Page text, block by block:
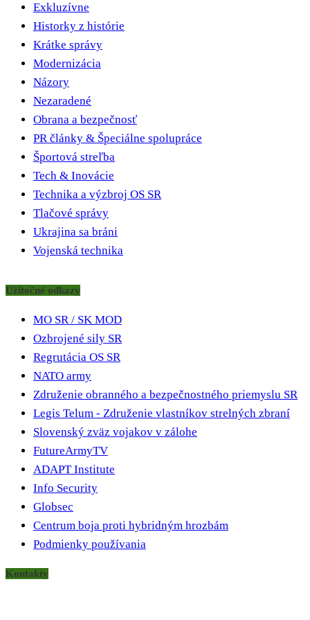
Exkluzívne
Historky z histórie
Krátke správy
Modernizácia
Názory
Nezaradené
Obrana a bezpečnosť
PR články & Špeciálne spolupráce
Športová streľba
Tech & Inovácie
Technika a výzbroj OS SR
Tlačové správy
Ukrajina sa bráni
Vojenská technika
Užitočné odkazy
MO SR / SK MOD
Ozbrojené sily SR
Regrutácia OS SR
NATO army
Združenie obranného a bezpečnostného priemyslu SR
Legis Telum - Združenie vlastníkov strelných zbraní
Slovenský zväz vojakov v zálohe
FutureArmyTV
ADAPT Institute
Info Security
Globsec
Centrum boja proti hybridným hrozbám
Podmienky používania
Kontakty